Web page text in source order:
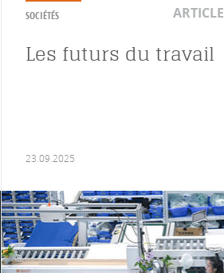
SOCIÉTÉS ARTICLE
Les futurs du travail
23.09.2025